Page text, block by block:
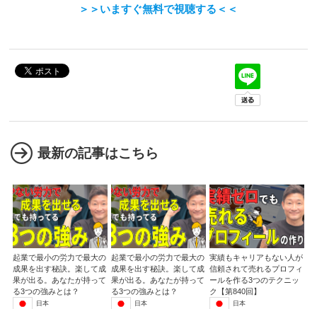
＞＞いますぐ無料で視聴する＜＜
最新の記事はこちら
起業で最小の労力で最大の
成果を出す秘訣。楽して成
果が出る。あなたが持って
る3つの強みとは？
日本
起業で最小の労力で最大の
成果を出す秘訣。楽して成
果が出る。あなたが持って
る3つの強みとは？
日本
実績もキャリアもない人が
信頼されて売れるプロフィ
ールを作る3つのテクニッ
ク【第840回】
日本